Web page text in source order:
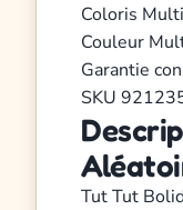
Coloris
Couleur
Garantie
SKU
Tut Tut